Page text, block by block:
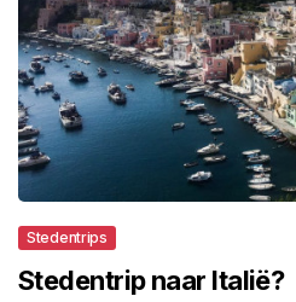
Stedentrips
Stedentrip naar Italië?